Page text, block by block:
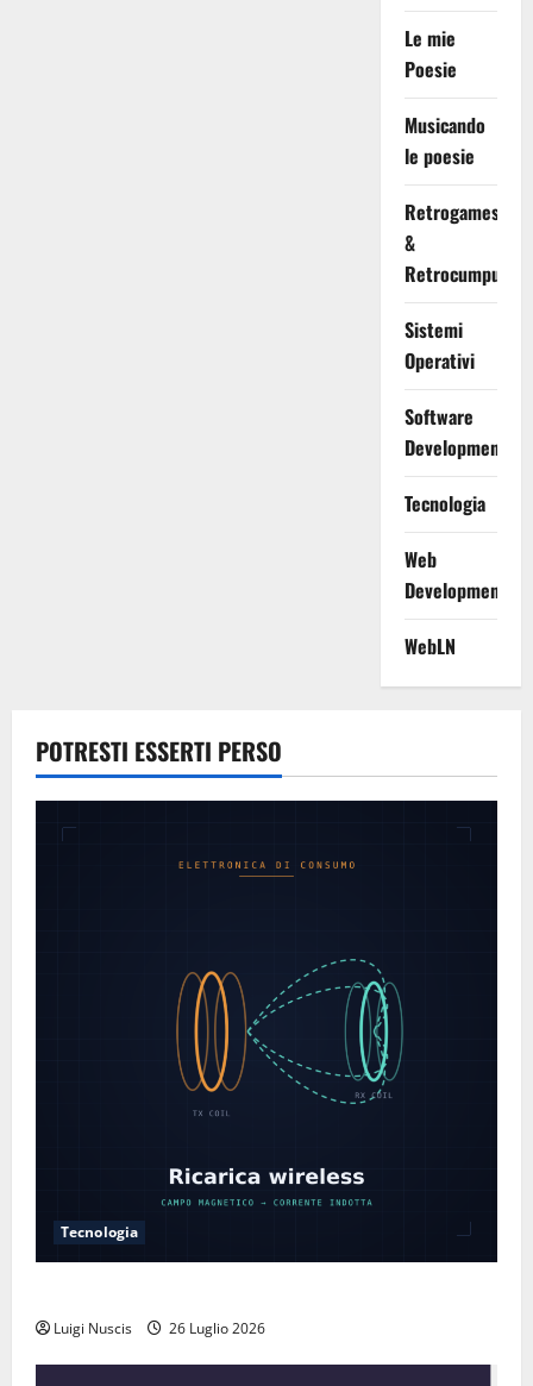
Le mie
Poesie
Musicando
le poesie
Retrogames
&
Retrocumputing
Sistemi
Operativi
Software
Development
Tecnologia
Web
Development
WebLN
POTRESTI ESSERTI PERSO
Tecnologia
Luigi Nuscis 26 Luglio 2026